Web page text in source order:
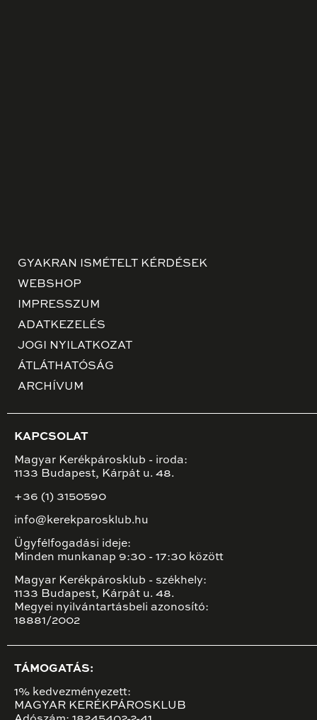
GYAKRAN ISMÉTELT KÉRDÉSEK
WEBSHOP
IMPRESSZUM
ADATKEZELÉS
JOGI NYILATKOZAT
ÁTLÁTHATÓSÁG
ARCHÍVUM
KAPCSOLAT
Magyar Kerékpárosklub - iroda:
1133 Budapest, Kárpát u. 48.
+36 (1) 3150590
info@kerekparosklub.hu
Ügyfélfogadási ideje:
Minden munkanap 9:30 - 17:30 között
Magyar Kerékpárosklub - székhely:
1133 Budapest, Kárpát u. 48.
Megyei nyilvántartásbeli azonosító:
18881/2002
TÁMOGATÁS:
1% kedvezményezett:
MAGYAR KERÉKPÁROSKLUB